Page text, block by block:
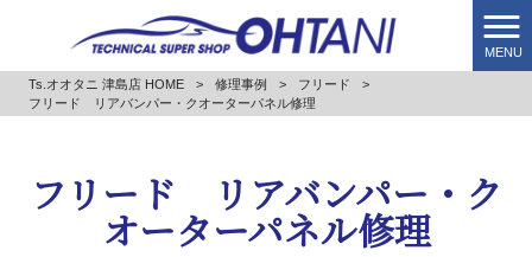
MENU
Ts.オオタニ 津島店 HOME > 修理事例 > フリード
>
フリード リアバンパー・クオーターパネル修理
フリード リアバンパー・ク
オーターパネル修理